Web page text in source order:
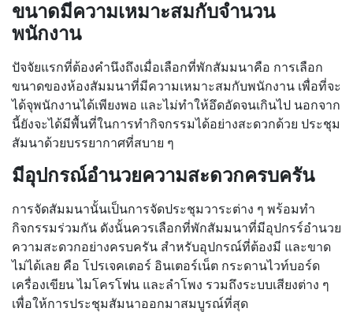
ขนาดมีความเหมาะสมกับจำนวน
พนักงาน
ปัจจัยแรกที่ต้องคำนึงถึงเมื่อเลือกที่พักสัมมนาคือ การเลือก
ขนาดของห้องสัมมนาที่มีความเหมาะสมกับพนักงาน เพื่อที่จะ
ได้จุพนักงานได้เพียงพอ และไม่ทำให้อึดอัดจนเกินไป นอกจาก
นี้ยังจะได้มีพื้นที่ในการทำกิจกรรมได้อย่างสะดวกด้วย ประชุม
สัมนาด้วยบรรยากาศที่สบาย ๆ
มีอุปกรณ์อำนวยความสะดวกครบครัน
การจัดสัมมนานั้นเป็นการจัดประชุมวาระต่าง ๆ พร้อมทำ
กิจกรรมร่วมกัน ดังนั้นควรเลือกที่พักสัมมนาที่มีอุปกรร์อำนวย
ความสะดวกอย่างครบครัน สำหรับอุปกรณ์ที่ต้องมี และขาด
ไม่ได้เลย คือ โปรเจคเตอร์ อินเตอร์เน็ต กระดานไวท์บอร์ด
เครื่องเขียน ไมโครโฟน และลำโพง รวมถึงระบบเสียงต่าง ๆ
เพื่อให้การประชุมสัมนาออกมาสมบูรณ์ที่สุด